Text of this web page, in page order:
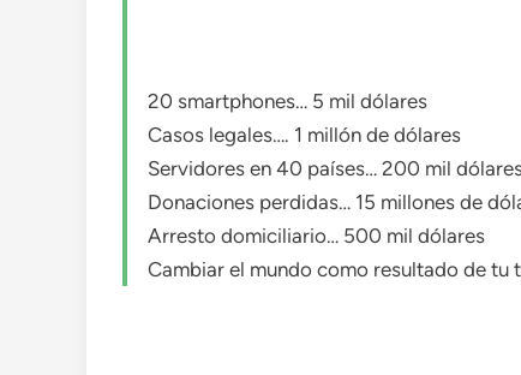
20 smartphones… 5 mil dólares
Casos legales…. 1 millón de dólares
Servidores en 40 países… 200 mil
Donaciones perdidas… 15 millones de
Arresto domiciliario… 500 mil dólares
Cambiar el mundo como resultado de tu